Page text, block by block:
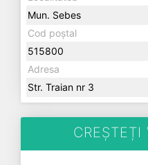
Mun. Sebes
Cod poștal
515800
Adresa
Str. Traian nr 3
CREȘTEȚI